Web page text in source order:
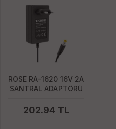
ROSE RA-1620 16V 2A
SANTRAL ADAPTÖRÜ
202.94 TL